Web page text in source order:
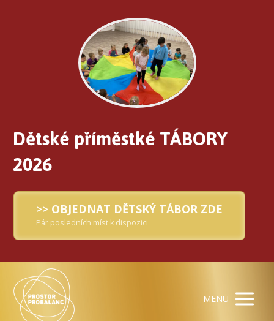
Dětské příměstké TÁBORY
2026
>> OBJEDNAT DĚTSKÝ TÁBOR ZDE
Pár posledních míst k dispozici
MENU